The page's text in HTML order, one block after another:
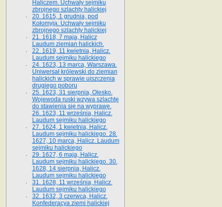
Haliczem. Uchwały sejmiku
zbrojnego szlachty halickiej
20. 1615, 1 grudnia, pod
Kołomyją. Uchwały sejmiku
zbrojnego szlachty halickiej
21. 1618, 7 maja, Halicz
Laudum ziemian halickich.
22. 1619, 11 kwietnia, Halicz.
Laudum sejmiku halickiego
24. 1623, 13 marca, Warszawa.
Uniwersał królewski do ziemian
halickich w sprawie uiszczenia
drugiego poboru
25. 1623, 31 sierpnia, Olesko.
Wojewoda ruski wzywa szlachtę
do stawienia się na wyprawę.
26. 1623, 11 września, Halicz.
Laudum sejmiku halickiego
27. 1624, 1 kwietnia, Halicz.
Laudum sejmiku halickiego. 28.
1627, 10 marca, Halicz. Laudum
sejmiku halickiego
29. 1627, 6 maja, Halicz.
Laudum sejmiku halickiego. 30.
1628, 14 sierpnia, Halicz.
Laudum sejmiku halickiego
31. 1628, 11 września, Halicz.
Laudum sejmiku halickiego
32. 1632, 3 czerwca, Halicz.
Konfederacya ziemi halickiej